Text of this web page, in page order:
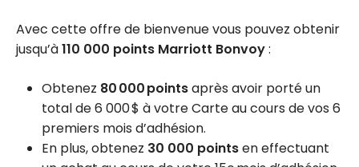
Avec cette offre de bienvenue vous pouvez obtenir
jusqu’à110 000 points Marriott Bonvoy:
Obtenez 80 000 pointsaprès avoir porté un
total de 6 000 $ à votre Carte au cours de vos 6
premiers mois d’adhésion.
En plus, obtenez 30 000 pointsen effectuant